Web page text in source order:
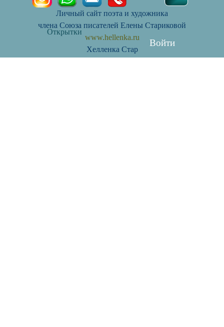
Личный сайт поэта и художника
члена Союза писателей Елены Стариковой
www.hellenka.ru
Хелленка Стар
Войти
Открытки